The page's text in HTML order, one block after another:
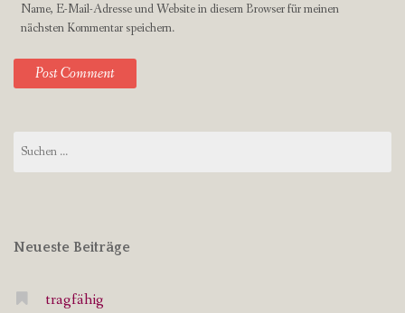
Name, E-Mail-Adresse und Website in diesem Browser für meinen
nächsten Kommentar speichern.
nach:
Neueste Beiträge
tragfähig